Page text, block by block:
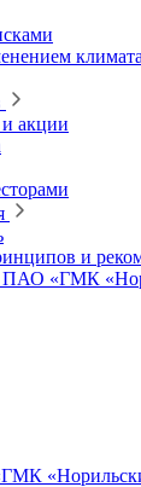
климата
акции
и
ПАО «ГМК